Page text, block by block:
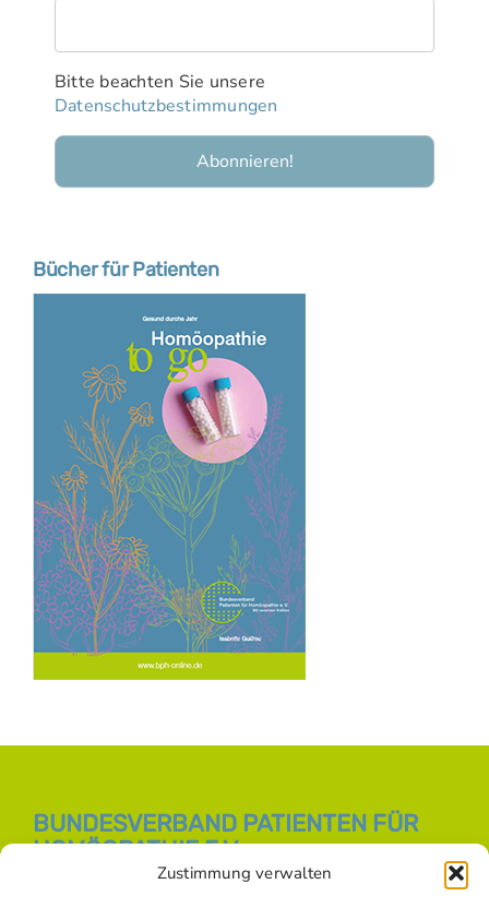
Zustimmung verwalten
Bitte beachten Sie unsere
Datenschutzbestimmungen
Bücher für Patienten
BUNDESVERBAND PATIENTEN FÜR
HOMÖOPATHIE E.V.
E-Mail:
info [at] bph-online.de